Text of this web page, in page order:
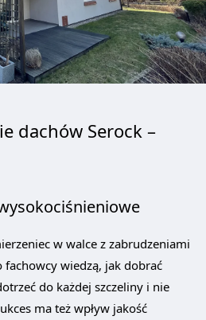
dachów Serock –
w walce z zabrudzeniami
wiedzą, jak dobrać
do każdej szczeliny i nie
ma też wpływ jakość